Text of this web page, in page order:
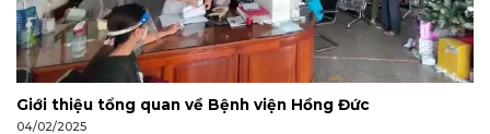
Giới thiệu tổng quan về Bệnh viện Hồng Đức
04/02/2025